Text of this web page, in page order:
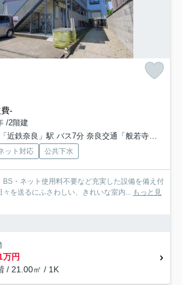
-
/2階建
鉄奈良」駅 バス7分 奈良交通「般若寺」 停歩3分
ット対応 公共下水
BS・ネット使用料不要など充実した設備を備え付
々を送るにふさわしい、きれいな室内... もっと見
万円
/ 21.00㎡ / 1K